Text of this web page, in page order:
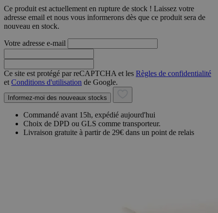
Ce produit est actuellement en rupture de stock ! Laissez votre
adresse email et nous vous informerons dès que ce produit sera de
nouveau en stock.
Votre adresse e-mail
Ce site est protégé par reCAPTCHA et les Règles de confidentialité
et Conditions d'utilisation de Google.
Informez-moi des nouveaux stocks
Commandé avant 15h, expédié aujourd'hui
Choix de DPD ou GLS comme transporteur.
Livraison gratuite à partir de 29€ dans un point de relais